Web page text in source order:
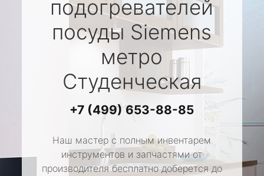
подогревателей
посуды Siemens
метро
Студенческая
+7 (499) 653-88-85
Наш мастер с полным инвентарем
инструментов и запчастями от
производителя бесплатно доберется до